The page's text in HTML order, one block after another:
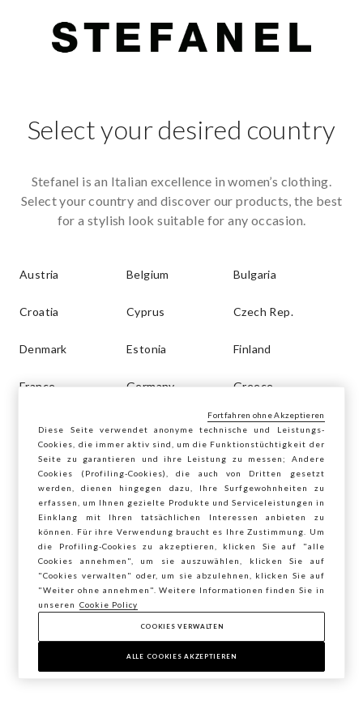
Select your desired country
Stefanel is an Italian excellence in women’s clothing.
Select your country and discover our products, the best
for a stylish look suitable for any occasion.
Austria Belgium Bulgaria
Croatia Cyprus Czech Rep.
Denmark Estonia Finland
France Germany Greece
Italy
Latvia Lithuania Luxembourg
Malta Netherlands Poland
Portugal Romania Russia
Slovakia Slovenia Spain
Sweden Turkey
Diese Seite verwendet anonyme technische und Leistungs-
Cookies, die immer aktiv sind, um die Funktionstüchtigkeit der
Seite zu garantieren und ihre Leistung zu messen; Andere
Cookies (Profiling-Cookies), die auch von Dritten gesetzt
werden, dienen hingegen dazu, Ihre Surfgewohnheiten zu
erfassen, um Ihnen gezielte Produkte und Serviceleistungen in
Einklang mit Ihren tatsächlichen Interessen anbieten zu
können. Für ihre Verwendung braucht es Ihre Zustimmung. Um
die Profiling-Cookies zu akzeptieren, klicken Sie auf "alle
Cookies annehmen", um sie auszuwählen, klicken Sie auf
"Cookies verwalten" oder, um sie abzulehnen, klicken Sie auf
"Weiter ohne annehmen". Weitere Informationen finden Sie in
unseren
Cookie Policy
COOKIES VERWALTEN
ALLE COOKIES AKZEPTIEREN
Fortfahren ohne Akzeptieren